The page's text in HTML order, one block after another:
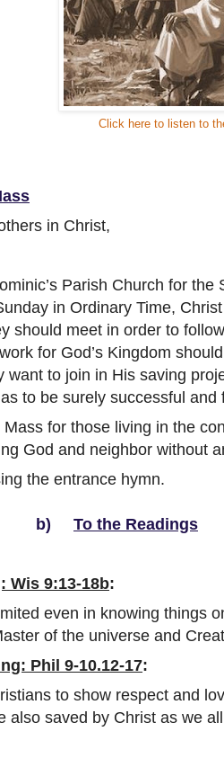
Click here to listen to
in Christ,
Parish Church for
in Ordinary Time,
should meet in order to
for God’s Kingdom
want to join in His saving
to be surely successful and
for those living in the
God and neighbor without
the entrance hymn.
b) To the Readings
Wis 9:13-18b:
even in knowing things
of the universe and
Phil 9-10.12-17:
to show respect and
also saved by Christ as we